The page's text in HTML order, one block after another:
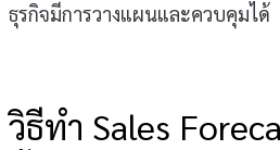
ธุรกิจมีการวางแผนและควบคุมได้
วิธีทำ Sales